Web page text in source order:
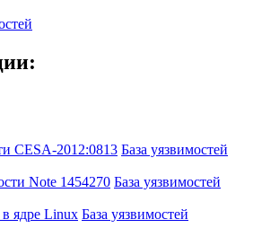
CESA-2012:0813 База уязвимостей
Note 1454270 База уязвимостей
ядре Linux База уязвимостей